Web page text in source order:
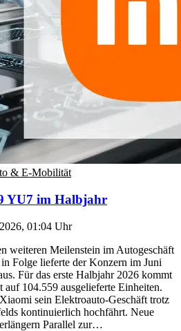
& E-Mobilität
YU7 im Halbjahr
01:04 Uhr
weiteren Meilenstein im Autogeschäft
Folge lieferte der Konzern im Juni
Für das erste Halbjahr 2026 kommt
104.559 ausgelieferte Einheiten.
sein Elektroauto-Geschäft trotz
kontinuierlich hochfährt. Neue
Parallel zur…